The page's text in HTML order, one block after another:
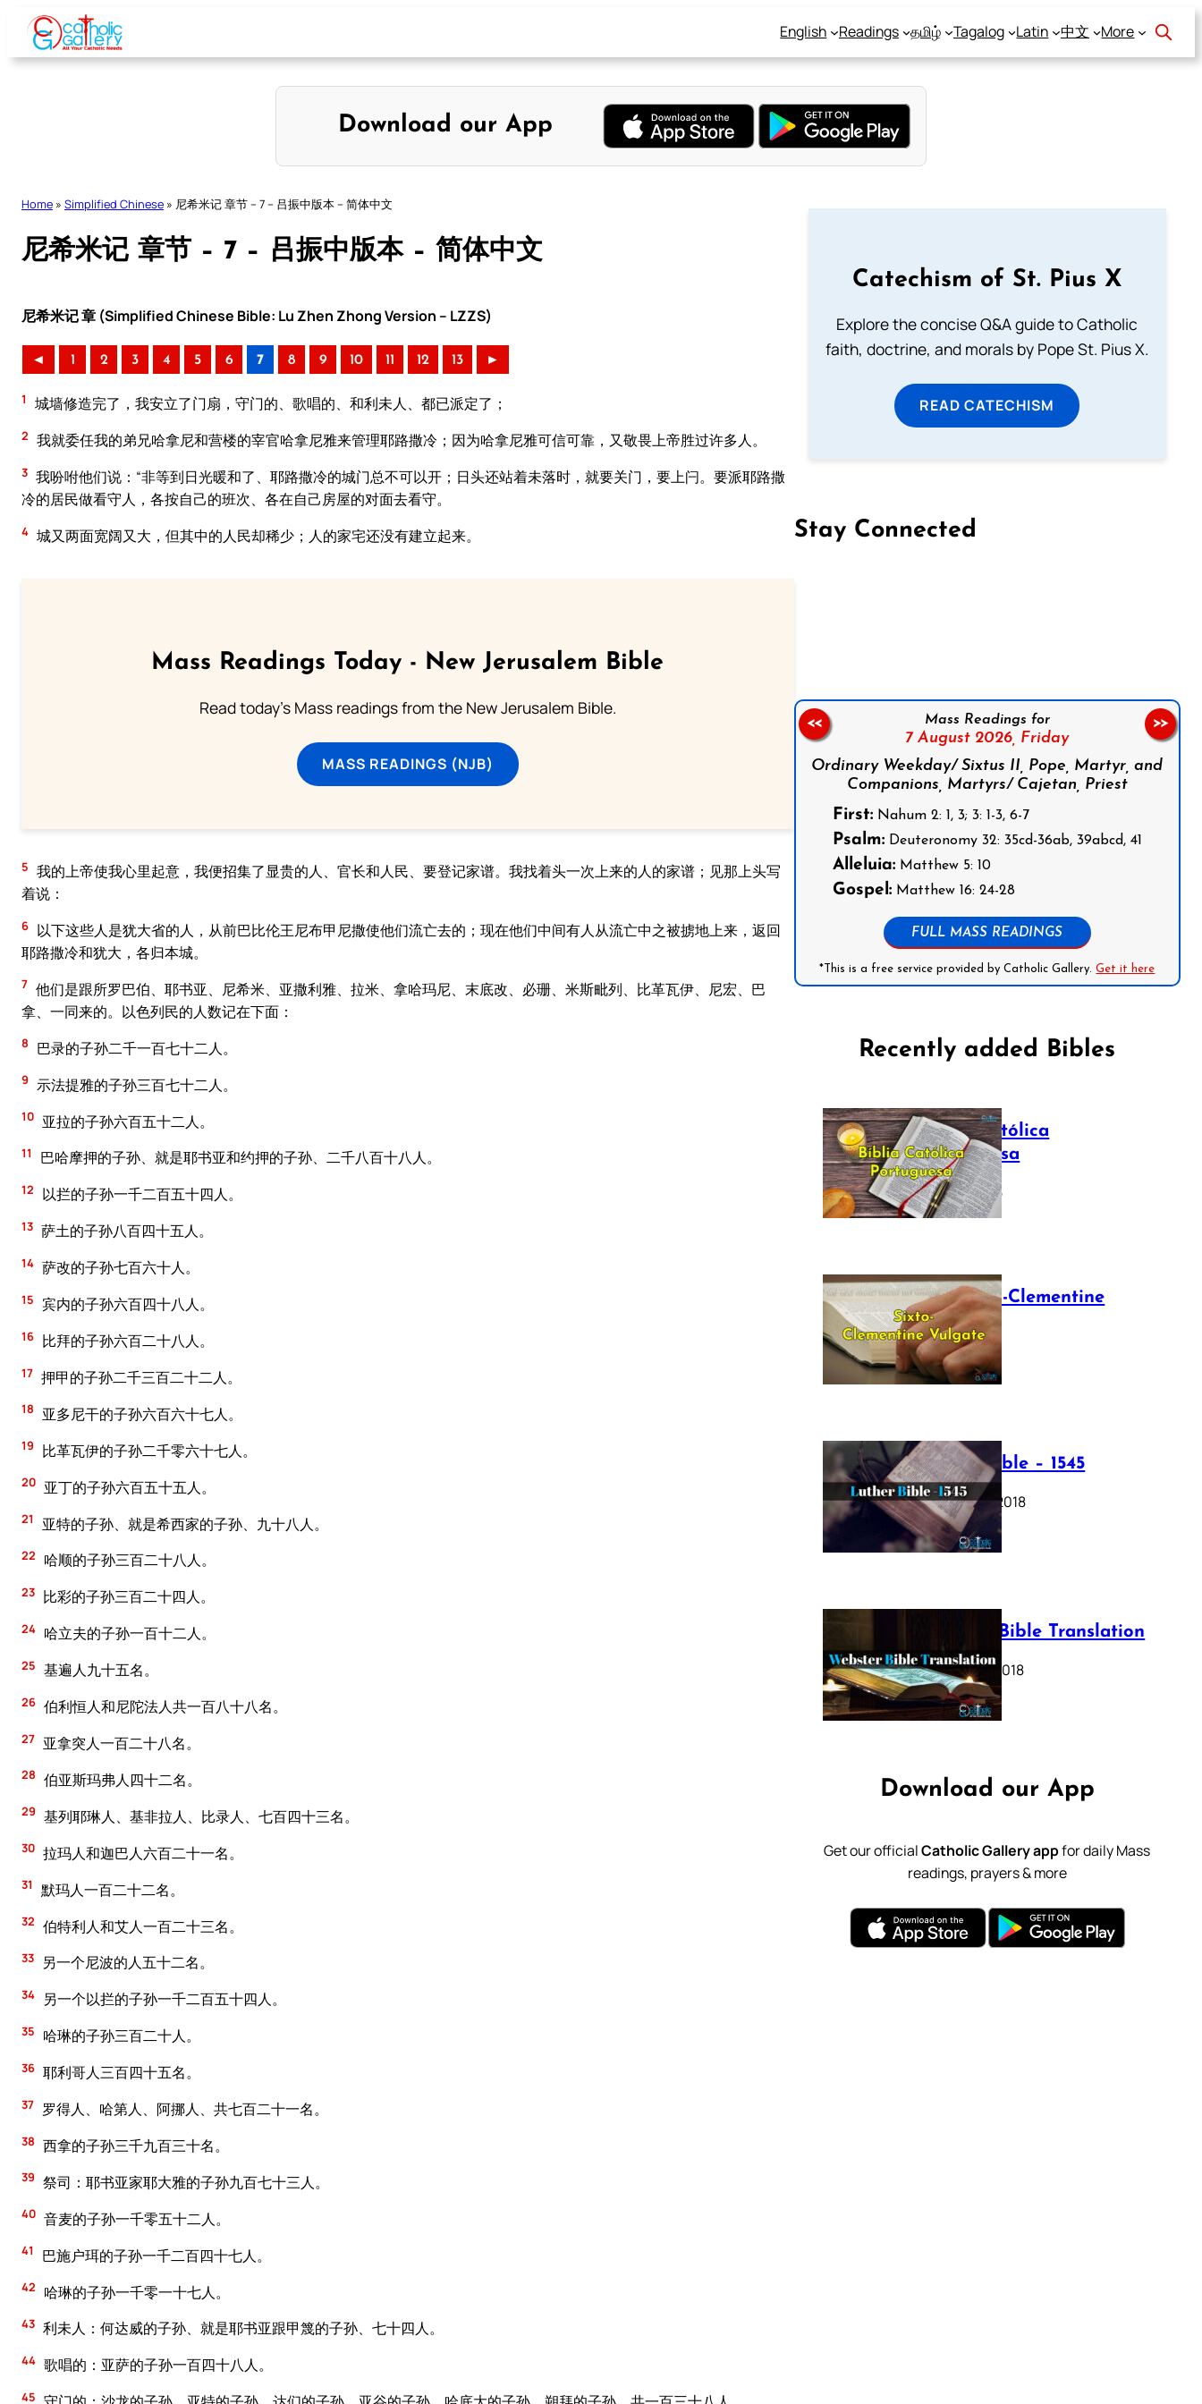
Skip
content
English Readings தமிழ் Tagalog Latin 中文 More
Download our App
Home » Simplified Chinese » 尼希米记 章节 – 7 – 吕振中版本 – 简体中文
尼希米记 章节 – 7 – 吕振中版本 – 简体中文
尼希米记 章 (Simplified Chinese Bible: Lu Zhen Zhong Version – LZZS)
◄ 1 2 3 4 5 6 7 8 9 10 11 12 13 ►
1 城墙修造完了，我安立了门扇，守门的、歌唱的、和利未人、都已派定了；
2 我就委任我的弟兄哈拿尼和营楼的宰官哈拿尼雅来管理耶路撒冷；因为哈拿尼雅可信可靠，又敬畏上帝胜过许多人。
3 我吩咐他们说：“非等到日光暖和了、耶路撒冷的城门总不可以开；日头还站着未落时，就要关门，要上闩。要派耶路撒
冷的居民做看守人，各按自己的班次、各在自己房屋的对面去看守。
4 城又两面宽阔又大，但其中的人民却稀少；人的家宅还没有建立起来。
Mass Readings Today - New Jerusalem Bible
Read today's Mass readings from the New Jerusalem Bible.
MASS READINGS (NJB)
5 我的上帝使我心里起意，我便招集了显贵的人、官长和人民、要登记家谱。我找着头一次上来的人的家谱；见那上头写
着说：
6 以下这些人是犹大省的人，从前巴比伦王尼布甲尼撒使他们流亡去的；现在他们中间有人从流亡中之被掳地上来，返回
耶路撒冷和犹大，各归本城。
7 他们是跟所罗巴伯、耶书亚、尼希米、亚撒利雅、拉米、拿哈玛尼、末底改、必珊、米斯毗列、比革瓦伊、尼宏、巴
拿、一同来的。以色列民的人数记在下面：
8 巴录的子孙二千一百七十二人。
9 示法提雅的子孙三百七十二人。
10 亚拉的子孙六百五十二人。
11 巴哈摩押的子孙、就是耶书亚和约押的子孙、二千八百十八人。
12 以拦的子孙一千二百五十四人。
13 萨土的子孙八百四十五人。
14 萨改的子孙七百六十人。
15 宾内的子孙六百四十八人。
16 比拜的子孙六百二十八人。
17 押甲的子孙二千三百二十二人。
18 亚多尼干的子孙六百六十七人。
19 比革瓦伊的子孙二千零六十七人。
20 亚丁的子孙六百五十五人。
21 亚特的子孙、就是希西家的子孙、九十八人。
22 哈顺的子孙三百二十八人。
23 比彩的子孙三百二十四人。
24 哈立夫的子孙一百十二人。
25 基遍人九十五名。
26 伯利恒人和尼陀法人共一百八十八名。
27 亚拿突人一百二十八名。
28 伯亚斯玛弗人四十二名。
29 基列耶琳人、基非拉人、比录人、七百四十三名。
30 拉玛人和迦巴人六百二十一名。
31 默玛人一百二十二名。
32 伯特利人和艾人一百二十三名。
33 另一个尼波的人五十二名。
34 另一个以拦的子孙一千二百五十四人。
35 哈琳的子孙三百二十人。
36 耶利哥人三百四十五名。
37 罗得人、哈第人、阿挪人、共七百二十一名。
38 西拿的子孙三千九百三十名。
39 祭司：耶书亚家耶大雅的子孙九百七十三人。
40 音麦的子孙一千零五十二人。
41 巴施户珥的子孙一千二百四十七人。
42 哈琳的子孙一千零一十七人。
43 利未人：何达威的子孙、就是耶书亚跟甲篾的子孙、七十四人。
44 歌唱的：亚萨的子孙一百四十八人。
45
Catechism of St. Pius X
Explore the concise Q&A guide to Catholic
faith, doctrine, and morals by Pope St. Pius X.
READ CATECHISM
Stay Connected
Mass Readings for
7 August 2026, Friday
Ordinary Weekday/ Sixtus II, Pope, Martyr, and
Companions, Martyrs/ Cajetan, Priest
First:Nahum 2: 1, 3; 3: 1-3, 6-7
Psalm:Deuteronomy 32: 35cd-36ab, 39abcd, 41
Alleluia:Matthew 5: 10
Gospel:Matthew 16: 24-28
FULL MASS READINGS
*This is a free service provided by Catholic Gallery.Get it here
<< >>
Recently added Bibles
Bíblia Católica
Portuguesa
July 16, 2025
The Sixto-Clementine
Vulgate
July 12, 2025
Luther Bible – 1545
October 17, 2018
Webster Bible Translation
October 11, 2018
Download our App
Get our officialCatholic Gallery appfor daily Mass
readings, prayers & more